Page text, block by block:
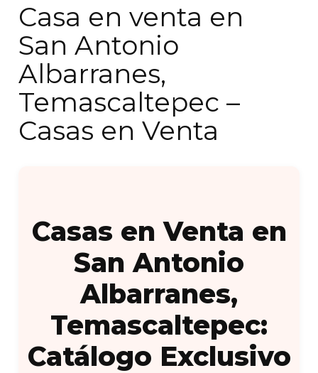
Casa en venta en
San Antonio
Albarranes,
Temascaltepec –
Casas en Venta
Casas en Venta en
San Antonio
Albarranes,
Temascaltepec:
Catálogo Exclusivo